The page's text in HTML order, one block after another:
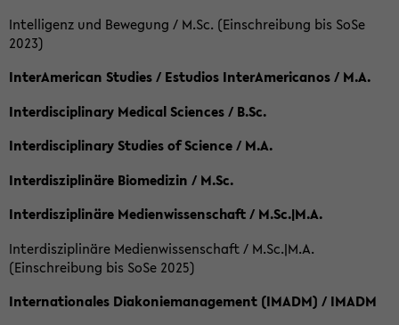
Intelligenz und Bewegung / M.Sc. (Einschreibung bis SoSe
2023)
InterAmerican Studies / Estudios InterAmericanos / M.A.
Interdisciplinary Medical Sciences / B.Sc.
Interdisciplinary Studies of Science / M.A.
Interdisziplinäre Biomedizin / M.Sc.
Interdisziplinäre Medienwissenschaft / M.Sc.|M.A.
Interdisziplinäre Medienwissenschaft / M.Sc.|M.A.
(Einschreibung bis SoSe 2025)
Internationales Diakoniemanagement (IMADM) / IMADM